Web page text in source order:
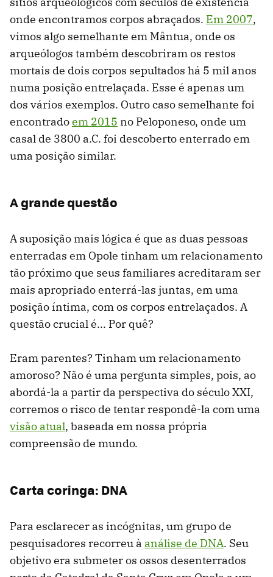
onde encontramos corpos abraçados. Em 2007,
vimos algo semelhante em Mântua, onde os
arqueólogos também descobriram os restos
mortais de dois corpos sepultados há 5 mil anos
numa posição entrelaçada. Esse é apenas um
dos vários exemplos. Outro caso semelhante foi
encontradoem 2015 no Peloponeso, onde um
casal de 3800 a.C. foi descoberto enterrado em
uma posição similar.
A grande questão
A suposição mais lógica é que as duas pessoas
enterradas em Opole tinham um relacionamento
tão próximo que seus familiares acreditaram ser
mais apropriado enterrá-las juntas, em uma
posição íntima, com os corpos entrelaçados. A
questão crucial é... Por quê?
Eram parentes? Tinham um relacionamento
amoroso? Não é uma pergunta simples, pois, ao
abordá-la a partir da perspectiva do século XXI,
corremos o risco de tentar respondê-la com uma
visão atual, baseada em nossa própria
compreensão de mundo.
Carta coringa: DNA
Para esclarecer as incógnitas, um grupo de
pesquisadores recorreu à análise de DNA. Seu
objetivo era submeter os ossos desenterrados